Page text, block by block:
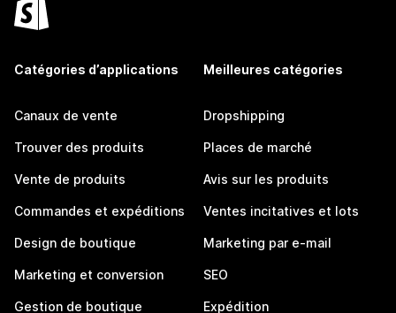
Catégories d’applications
Canaux de vente
Trouver des produits
Vente de produits
Commandes et expéditions
Design de boutique
Marketing et conversion
Gestion de boutique
Meilleures catégories
Dropshipping
Places de marché
Avis sur les produits
Ventes incitatives et lots
Marketing par e-mail
SEO
Expédition